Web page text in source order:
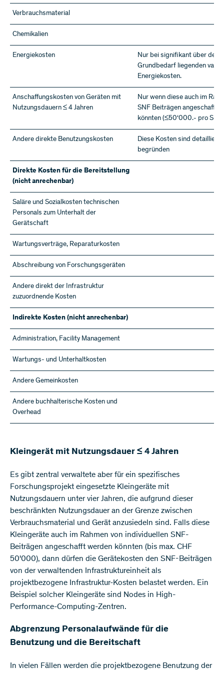
Verbrauchsmaterial
Chemikalien
Energiekosten
Nur bei signifikant über den
Grundbedarf liegenden
Energiekosten.
Anschaffungskosten von Geräten mit
Nutzungsdauern ≤ 4 Jahren
Nur wenn diese auch im
SNF Beiträgen angeschafft
könnten (≤50‘000.- pro
Andere direkte Benutzungskosten
Diese Kosten sind detailliert
begründen
Direkte Kosten für die Bereitstellung
(nicht anrechenbar)
Saläre und Sozialkosten technischen
Personals zum Unterhalt der
Gerätschaft
Wartungsverträge, Reparaturkosten
Abschreibung von Forschungsgeräten
Andere direkt der Infrastruktur
zuzuordnende Kosten
Indirekte Kosten (nicht anrechenbar)
Administration, Facility Management
Wartungs- und Unterhaltkosten
Andere Gemeinkosten
Andere buchhalterische Kosten und
Overhead
Kleingerät mit Nutzungsdauer ≤ 4 Jahren
Es gibt zentral verwaltete aber für ein spezifisches
Forschungsprojekt eingesetzte Kleingeräte mit
Nutzungsdauern unter vier Jahren, die aufgrund dieser
beschränkten Nutzungsdauer an der Grenze zwischen
Verbrauchsmaterial und Gerät anzusiedeln sind. Falls diese
Kleingeräte auch im Rahmen von individuellen SNF-
Beiträgen angeschafft werden könnten (bis max. CHF
50'000), dann dürfen die Gerätekosten den SNF-Beiträgen
von der verwaltenden Infrastruktureinheit als
projektbezogene Infrastruktur-Kosten belastet werden. Ein
Beispiel solcher Kleing​eräte sind Nodes in High-
Performance-Computing-Zentren.​
Abgrenzung Personalaufwände für die
Benutzung und die Bereitschaft
In vielen Fällen werden die projektbezogene Benutzung der